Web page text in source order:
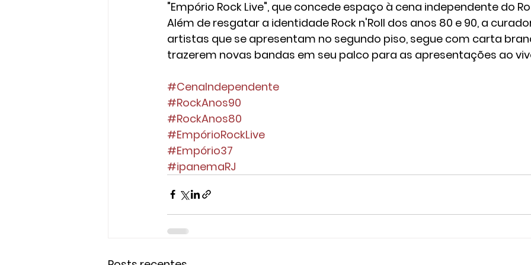
"Empório Rock Live", que concede espaço à cena independente do
Além de resgatar a identidade Rock n'Roll dos anos 80 e 90, a
artistas que se apresentam no segundo piso, segue com carta
trazerem novas bandas em seu palco para as apresentações ao
#CenaIndependente
#RockAnos90
#RockAnos80
#EmpórioRockLive
#Empório37
#ipanemaRJ